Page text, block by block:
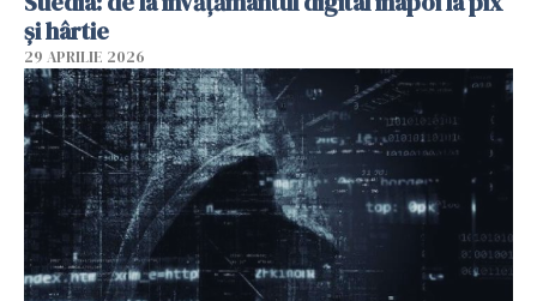
și hârtie
29 APRILIE 2026